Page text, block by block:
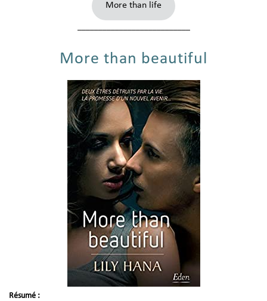
More than life
More than beautiful
Résumé :